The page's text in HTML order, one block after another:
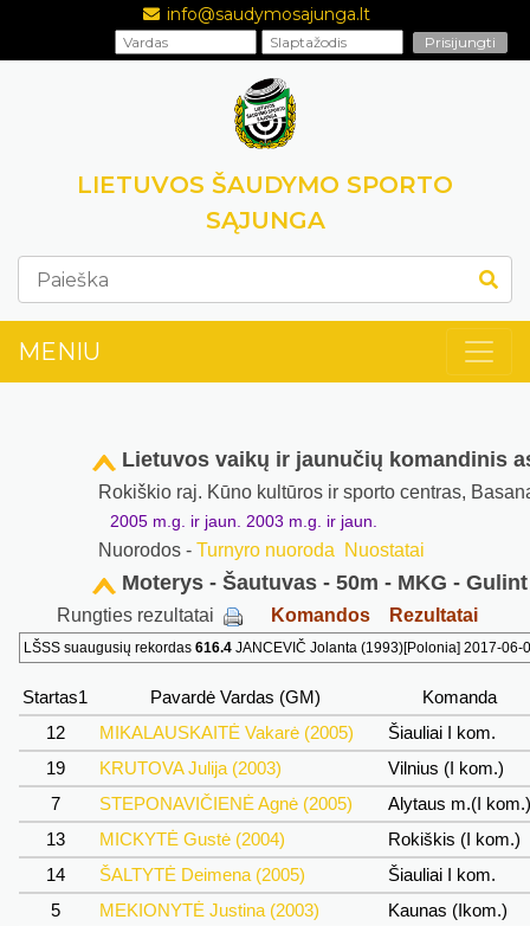
info@saudymosajunga.lt
LIETUVOS ŠAUDYMO SPORTO
SĄJUNGA
MENIU
Lietuvos vaikų ir jaunučių komandinis
Rokiškio raj. Kūno kultūros ir sporto centras,
2005 m.g. ir jaun. 2003 m.g. ir jaun.
Nuorodos - Turnyro nuoroda Nuostatai
Moterys - Šautuvas - 50m - MKG -
Rungties rezultatai Komandos Rezultatai
LŠSS suaugusių rekordas 616.4 JANCEVIČ Jolanta (1993)[Polonia] 2017-
Startas1 Pavardė Vardas (GM)
Komanda
12
MIKALAUSKAITĖ Vakarė (2005)
Šiauliai I kom.
19
KRUTOVA Julija (2003)
Vilnius (I kom.)
7
STEPONAVIČIENĖ Agnė (2005)
Alytaus m.(I
13
MICKYTĖ Gustė (2004)
Rokiškis (I kom.)
14
ŠALTYTĖ Deimena (2005)
Šiauliai I kom.
5
MEKIONYTĖ Justina (2003)
Kaunas (Ikom.)